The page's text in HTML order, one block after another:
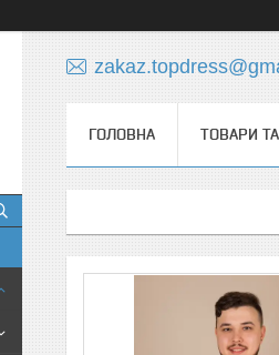
ГОЛОВНА ТОВАРИ